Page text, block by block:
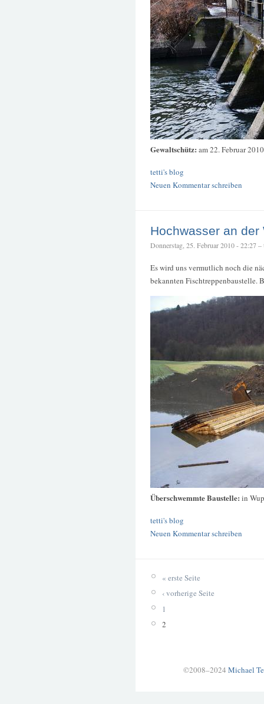
Gewaltschütz: am 22. Februar 2010
tetti's blog
Neuen Kommentar schreiben
Hochwasser an der
Donnerstag, 25. Februar 2010 - 22:27 –
Es wird uns vermutlich noch die
bekannten Fischtreppenbaustelle.
Überschwemmte Baustelle: in
tetti's blog
Neuen Kommentar schreiben
« erste Seite
‹ vorherige Seite
1
2
©2008–2024 Michael